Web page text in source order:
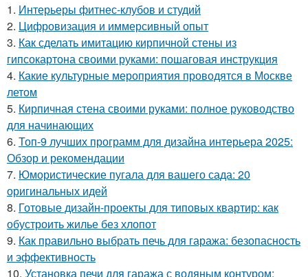
1. Интерьеры фитнес-клубов и студий
2. Цифровизация и иммерсивный опыт
3. Как сделать имитацию кирпичной стены из
гипсокартона своими руками: пошаговая инструкция
4. Какие культурные мероприятия проводятся в Москве
летом
5. Кирпичная стена своими руками: полное руководство
для начинающих
6. Топ-9 лучших программ для дизайна интерьера 2025:
Обзор и рекомендации
7. Юмористические пугала для вашего сада: 20
оригинальных идей
8. Готовые дизайн-проекты для типовых квартир: как
обустроить жилье без хлопот
9. Как правильно выбрать печь для гаража: безопасность
и эффективность
10. Установка печи для гаража с водяным контуром: